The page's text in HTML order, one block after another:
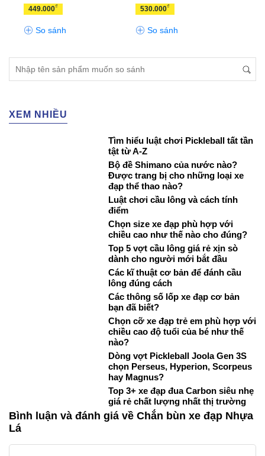
449.000₫
So sánh
530.000₫
So sánh
XEM NHIỀU
Tìm hiểu luật chơi Pickleball tất tần
tật từ A-Z
Bộ đề Shimano của nước nào?
Được trang bị cho những loại xe
đạp thể thao nào?
Luật chơi cầu lông và cách tính
điểm
Chọn size xe đạp phù hợp với
chiều cao như thế nào cho đúng?
Top 5 vợt cầu lông giá rẻ xịn sò
dành cho người mới bắt đầu
Các kĩ thuật cơ bản để đánh cầu
lông đúng cách
Các thông số lốp xe đạp cơ bản
bạn đã biết?
Chọn cỡ xe đạp trẻ em phù hợp với
chiều cao độ tuổi của bé như thế
nào?
Dòng vợt Pickleball Joola Gen 3S
chọn Perseus, Hyperion, Scorpeus
hay Magnus?
Top 3+ xe đạp đua Carbon siêu nhẹ
giá rẻ chất lượng nhất thị trường
Bình luận và đánh giá về Chắn bùn xe đạp Nhựa
Lá